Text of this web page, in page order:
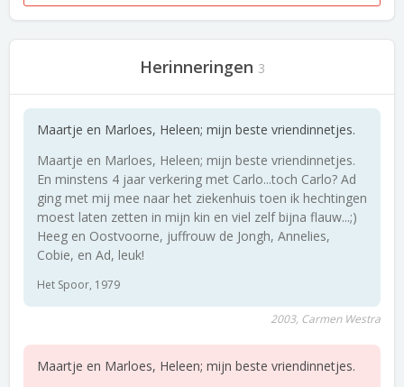
Herinneringen 3
Maartje en Marloes, Heleen; mijn beste vriendinnetjes.
Maartje en Marloes, Heleen; mijn beste vriendinnetjes.
En minstens 4 jaar verkering met Carlo...toch Carlo? Ad
ging met mij mee naar het ziekenhuis toen ik hechtingen
moest laten zetten in mijn kin en viel zelf bijna flauw...;)
Heeg en Oostvoorne, juffrouw de Jongh, Annelies,
Cobie, en Ad, leuk!
Het Spoor, 1979
2003, Carmen Westra
Maartje en Marloes, Heleen; mijn beste vriendinnetjes.